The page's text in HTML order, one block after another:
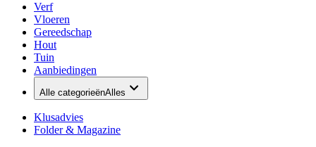
Verf
Vloeren
Gereedschap
Hout
Tuin
Aanbiedingen
Alle categorieënAlles
Klusadvies
Folder & Magazine